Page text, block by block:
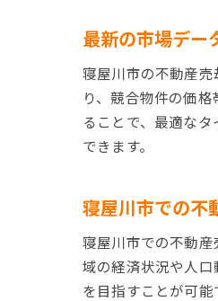
最新の市場デー
寝屋川市の不動産
り、競合物件の価
ることで、最適な
できます。
寝屋川市での不
寝屋川市での不動
域の経済状況や人
を目指すことが可